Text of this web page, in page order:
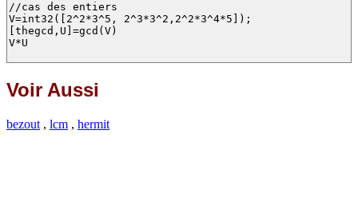
//cas des entiers
V=int32([2^2*3^5, 2^3*3^2,2^2*3^4*5]);
[thegcd,U]=gcd(V)
V*U
Voir Aussi
bezout , lcm , hermit